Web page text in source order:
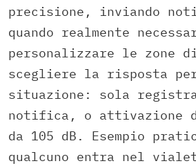
precisione, inviando
quando realmente
personalizzare le zone
scegliere la risposta
situazione: sola
notifica, o attivazione
da 105 dB. Esempio
qualcuno entra nel